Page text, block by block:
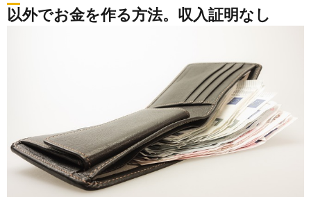
以外でお金を作る方法。収入証明なし